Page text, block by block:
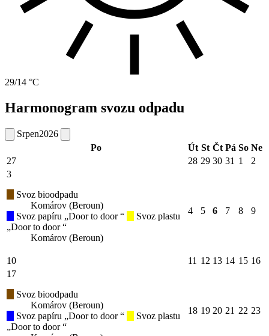
29/14 °C
Harmonogram svozu odpadu
Srpen2026
Po
Út St Čt Pá So Ne
27
28 29 30 31 1
2
3
Svoz bioodpadu
Komárov (Beroun)
Svoz papíru „Door to door “
Svoz plastu
„Door to door “
Komárov (Beroun)
4 5 6 7 8 9
10 11 12 13 14 15 16
17
Svoz bioodpadu
Komárov (Beroun)
Svoz papíru „Door to door “
Svoz plastu
„Door to door “
18 19 20 21 22 23